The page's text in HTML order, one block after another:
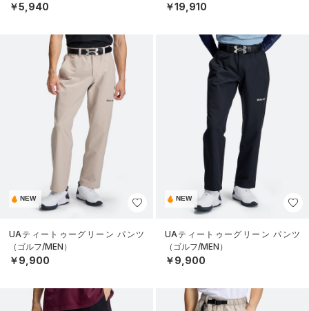
￥5,940 ￥19,910
NEW
UAティートゥーグリーン パンツ
（ゴルフ/MEN）
￥9,900
NEW
UAティートゥーグリーン パンツ
（ゴルフ/MEN）
￥9,900